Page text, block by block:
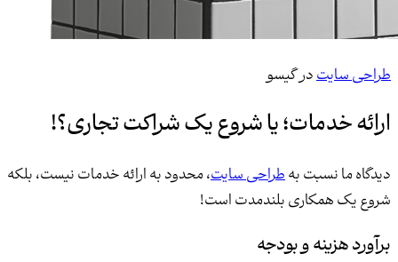
طراحی سایتدر گیسو
ارائه خدمات؛ یا شروع یک شراکت تجاری؟!
دیدگاه ما نسبت بهطراحی سایت، محدود به ارائه خدمات نیست، بلکه
شروع یک همکاری بلندمدت است!
برآورد هزینه و بودجه